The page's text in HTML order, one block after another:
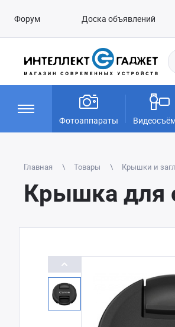
Форум Доска объявлений
Фотоаппараты
Главная Товары Крышки и
Крышка для